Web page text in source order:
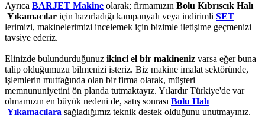
Ayrıca BARJET Makine olarak; firmamızın Bolu Kıbrıscık Halı
Yıkamacılar için hazırladığı kampanyalı veya indirimli SET
lerimizi, makinelerimizi incelemek için bizimle iletişime geçmenizi
tavsiye ederiz.
Elinizde bulundurduğunuz ikinci el bir makineniz varsa eğer buna
talip olduğumuzu bilmenizi isteriz. Biz makine imalat sektöründe,
işlemlerin mutfağında olan bir firma olarak, müşteri
memnununiyetini ön planda tutmaktayız. Yılardır Türkiye'de var
olmamızın en büyük nedeni de, satış sonrası Bolu Halı
Yıkamacılara sağladığımız teknik destek olduğunu unutmayınız.